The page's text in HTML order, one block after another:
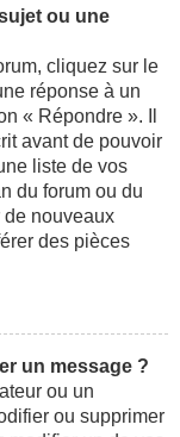
ou une
cliquez sur le
réponse à un
« Répondre ». Il
avant de pouvoir
liste de vos
du forum ou du
nouveaux
des pièces
un message ?
ou un
ou supprimer